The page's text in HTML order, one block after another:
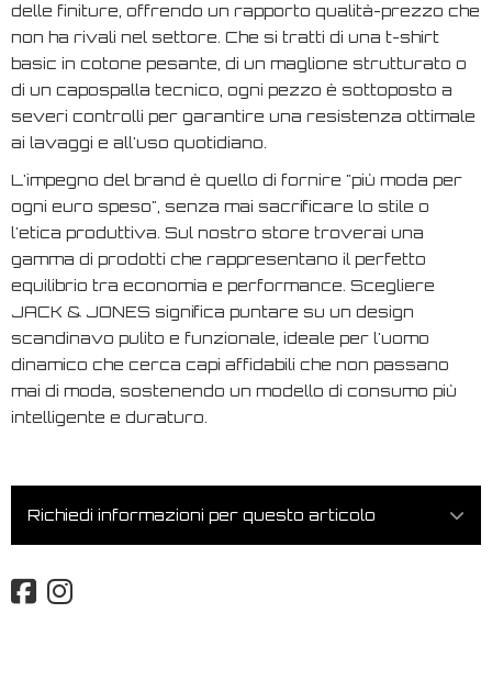
delle finiture, offrendo un rapporto qualità-prezzo che
non ha rivali nel settore. Che si tratti di una t-shirt
basic in cotone pesante, di un maglione strutturato o
di un capospalla tecnico, ogni pezzo è sottoposto a
severi controlli per garantire una resistenza ottimale
ai lavaggi e all'uso quotidiano.
L'impegno del brand è quello di fornire "più moda per
ogni euro speso", senza mai sacrificare lo stile o
l'etica produttiva. Sul nostro store troverai una
gamma di prodotti che rappresentano il perfetto
equilibrio tra economia e performance. Scegliere
JACK & JONES significa puntare su un design
scandinavo pulito e funzionale, ideale per l'uomo
dinamico che cerca capi affidabili che non passano
mai di moda, sostenendo un modello di consumo più
intelligente e duraturo.
Richiedi informazioni per questo articolo